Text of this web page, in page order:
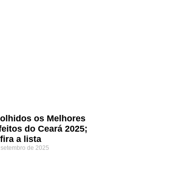
os Melhores
do Ceará 2025;
a lista
de 2025